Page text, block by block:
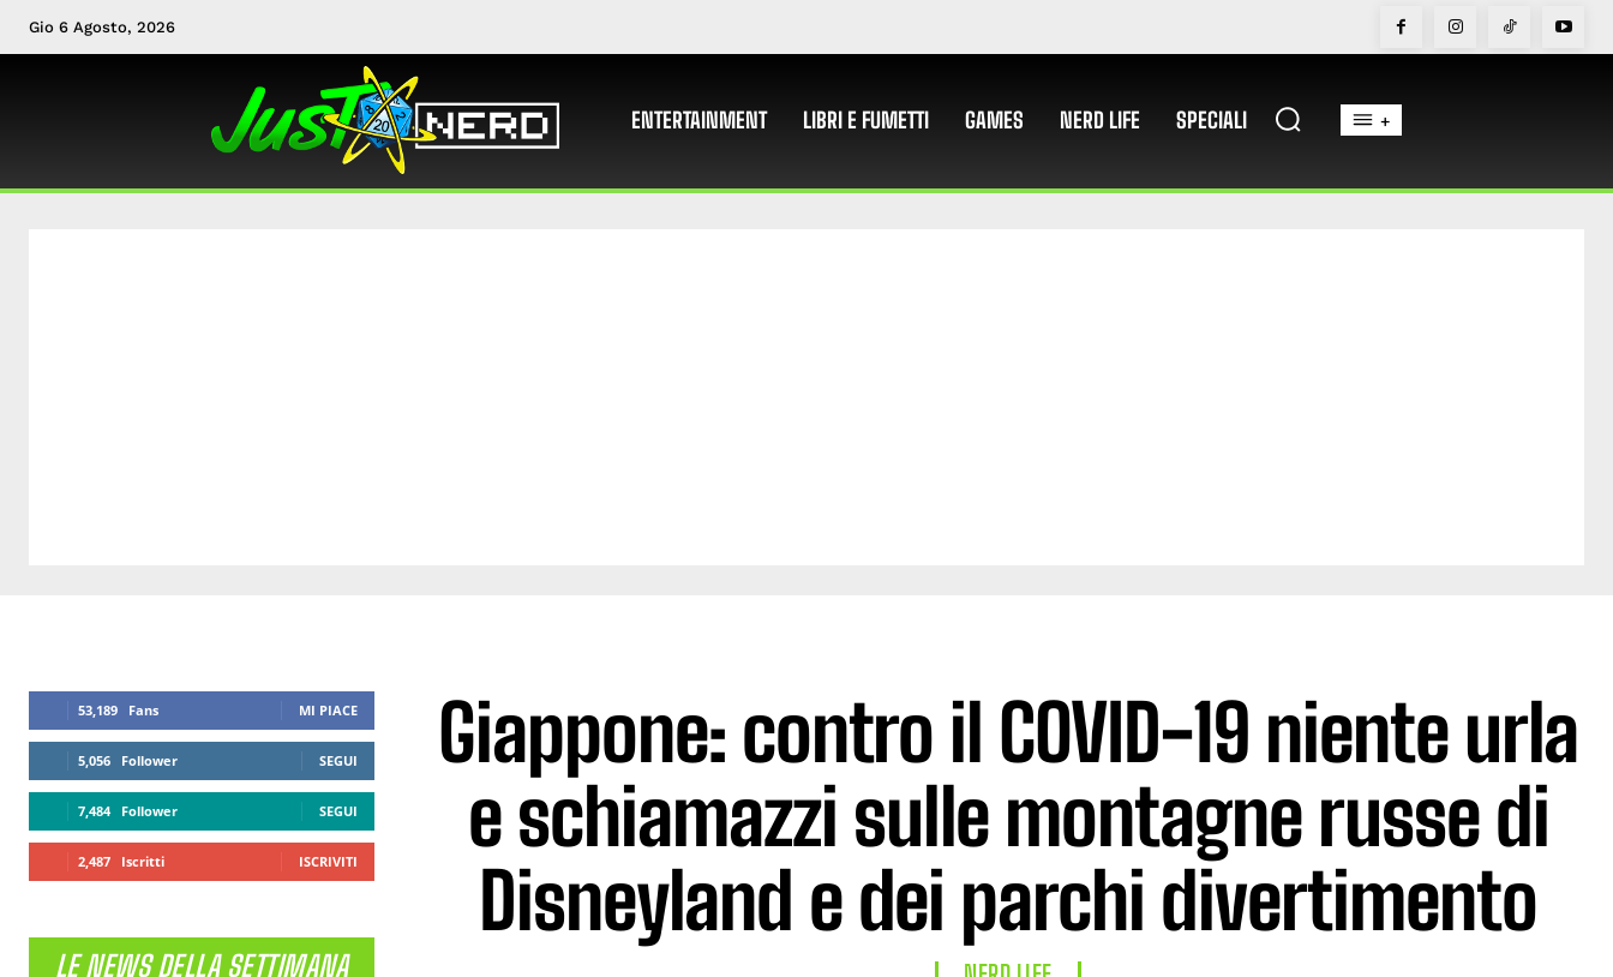
Gio 6 Agosto, 2026
ENTERTAINMENT LIBRI E FUMETTI GAMES NERD LIFE SPECIALI +
53,189 Fans MI PIACE
5,056 Follower SEGUI
7,484 Follower SEGUI
2,487 Iscritti ISCRIVITI
LE NEWS DELLA SETTIMANA
Giappone: contro il COVID-19 niente urla
e schiamazzi sulle montagne russe di
Disneyland e dei parchi divertimento